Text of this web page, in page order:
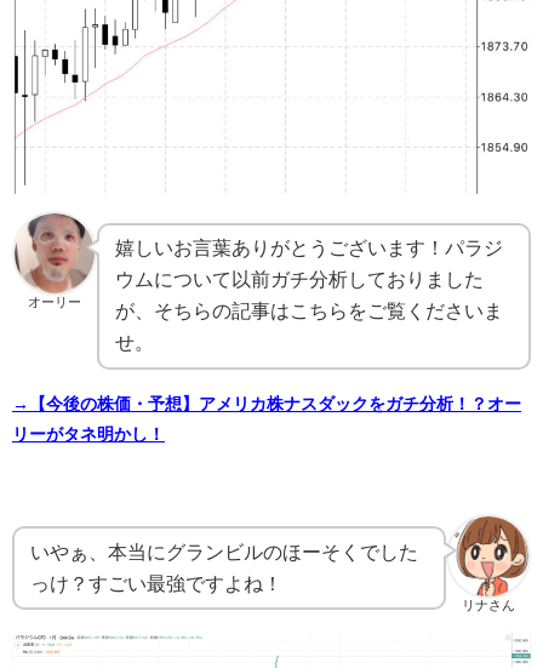
オーリー
嬉しいお言葉ありがとうございます！パラジ
ウムについて以前ガチ分析しておりました
が、そちらの記事はこちらをご覧くださいま
せ。
→【今後の株価・予想】アメリカ株ナスダックをガチ分析！？オー
リーがタネ明かし！
リナさん
いやぁ、本当にグランビルのほーそくでした
っけ？すごい最強ですよね！